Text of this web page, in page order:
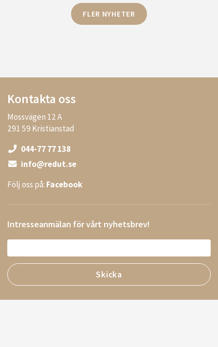
FLER NYHETER
Kontakta oss
Mossvägen 12 A
291 59 Kristianstad
044-77 77 138
info@redut.se
Följ oss på: Facebook
Intresseanmälan för vårt nyhetsbrev!